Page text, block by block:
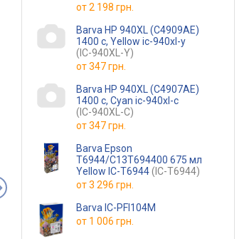
от2 198 грн.
Barva HP 940XL (C4909AE)
1400 c, Yellow ic-940xl-y
(IC-940XL-Y)
от347 грн.
Barva HP 940XL (C4907AE)
1400 c, Cyan ic-940xl-c
(IC-940XL-C)
от347 грн.
Barva Epson
T6944/C13T694400 675 мл
Yellow IC-T6944(IC-T6944)
от3 296 грн.
Barva IC-PFI104M
от 1 006 грн.